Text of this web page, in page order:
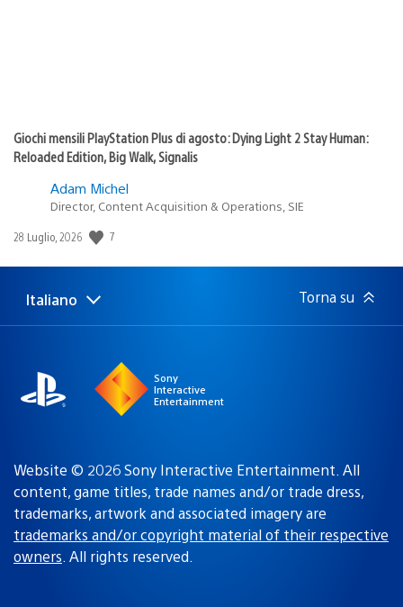
Giochi mensili PlayStation Plus di agosto: Dying Light 2 Stay Human:
Reloaded Edition, Big Walk, Signalis
Adam Michel
Director, Content Acquisition & Operations, SIE
Data
pubblicazione:
28 Luglio, 2026 7
Seleziona
Regione
Italiano Torna su
Sony
Interactive
Entertainment
Website © 2026 Sony Interactive Entertainment. All
content, game titles, trade names and/or trade dress,
trademarks, artwork and associated imagery are
trademarks and/or copyright material of their respective
owners. All rights reserved.